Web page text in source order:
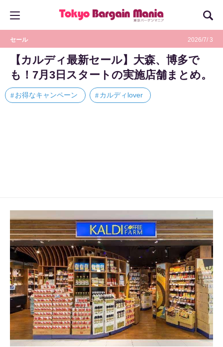
セール 2026/7/ 3
【カルディ最新セール】大森、博多で
も！7月3日スタートの実施店舗まとめ。
お得なキャンペーン カルディlover